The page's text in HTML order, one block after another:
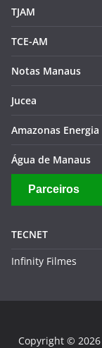
TJAM
TCE-AM
Notas Manaus
Jucea
Amazonas Energia
Água de Manaus
Parceiros
TECNET
Infinity Filmes
Copyright © 2026